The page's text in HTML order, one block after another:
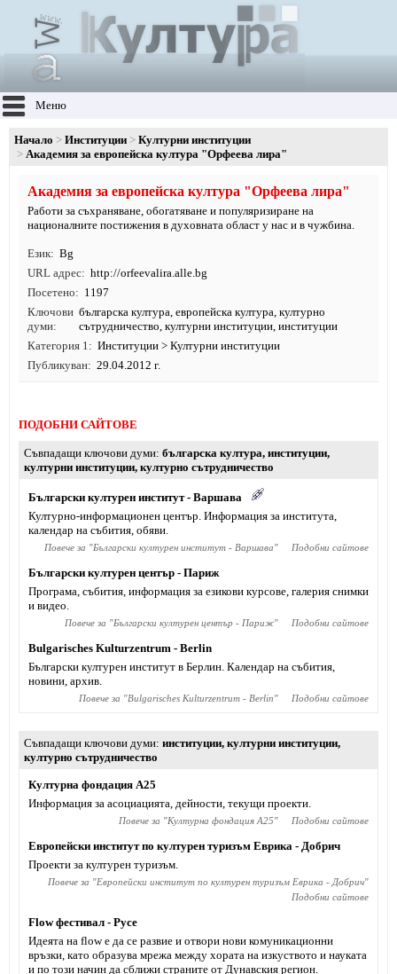
Меню
Начало Институции
Културни институции
Академия за европейска култура "Орфеева лира"
Академия за европейска култура "Орфеева лира"
Работи за съхраняване, обогатяване и популяризиране на
националните постижения в духовната област у нас и в чужбина.
Език
Bg
URL адрес
http://orfeevalira.alle.bg
Посетено
1197
Ключови
думи
българска култура, европейска култура, културно
сътрудничество, културни институции, институции
Категория 1
Институции > Културни институции
Публикуван
29.04.2012 г.
ПОДОБНИ САЙТОВЕ
Съвпадащи ключови думи българска култура, институции,
културни институции, културно сътрудничество
Български културен институт - Варшава
Културно-информационен център. Информация за института,
календар на събития, обяви.
Повече за "Български културен институт - Варшава" Подобни сайтове
Български културен център - Париж
Програма, събития, информация за езикови курсове, галерия снимки
и видео.
Повече за "Български културен център - Париж" Подобни сайтове
Bulgarisches Kulturzentrum - Berlin
Български културен институт в Берлин. Календар на събития,
новини, архив.
Повече за "Bulgarisches Kulturzentrum - Berlin" Подобни сайтове
Съвпадащи ключови думи институции, културни институции,
културно сътрудничество
Културна фондация А25
Информация за асоциацията, дейности, текущи проекти.
Повече за "Културна фондация А25" Подобни сайтове
Европейски институт по културен туризъм Еврика - Добрич
Проекти за културен туризъм.
Повече за "Европейски институт по културен туризъм Еврика - Добрич"
Подобни сайтове
Flow фестивал - Русе
Идеята на flow е да се развие и отвори нови комуникационни
връзки, като образува мрежа между хората на изкуството и науката
и по този начин да сближи страните от Дунавския регион.